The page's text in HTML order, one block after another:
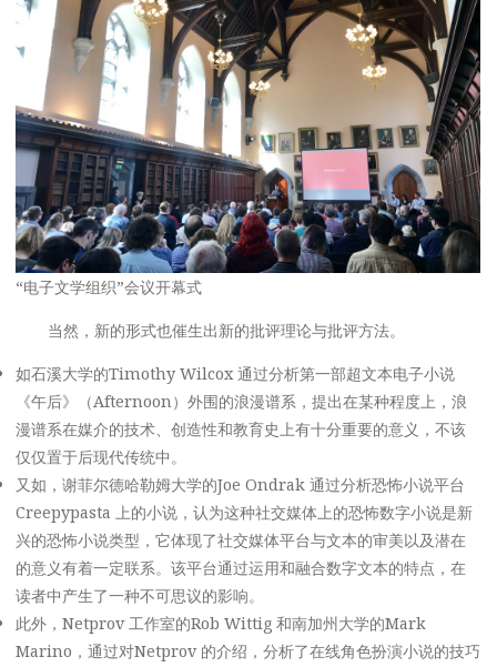
“电子文学组织”会议开幕式
当然，新的形式也催生出新的批评理论与批评方法。
如石溪大学的Timothy Wilcox 通过分析第一部超文本电子小说
《午后》（Afternoon）外围的浪漫谱系，提出在某种程度上，浪
漫谱系在媒介的技术、创造性和教育史上有十分重要的意义，不该
仅仅置于后现代传统中。
又如，谢菲尔德哈勒姆大学的Joe Ondrak 通过分析恐怖小说平台
Creepypasta 上的小说，认为这种社交媒体上的恐怖数字小说是新
兴的恐怖小说类型，它体现了社交媒体平台与文本的审美以及潜在
的意义有着一定联系。该平台通过运用和融合数字文本的特点，在
读者中产生了一种不可思议的影响。
此外，Netprov 工作室的Rob Wittig 和南加州大学的Mark
Marino，通过对Netprov 的介绍，分析了在线角色扮演小说的技巧